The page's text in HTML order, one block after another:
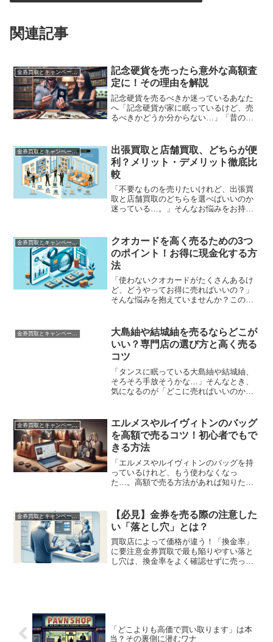
関連記事
金券買取とキャンペーン情報｜お得に売る方法を解説
記念硬貨を売ったら意外な高額査
定に！その理由を解説
記念硬貨を売るべきか迷っているあなた
へ「記念硬貨が家に眠っているけど、売
るべきかどうか分からない…」「昔の記
記念硬貨にはコレクターや投資家の間で
高い需要があり、意外な高...
金券買取とキャンペーン情報｜お得に売る方法を解説
出張買取と店舗買取、どちらが便
利？メリット・デメリット徹底比
較
「不要なものを売りたいけれど、出張買
取と店舗買取のどちらを選べばいいのか
迷っている…。」そんなお悩みをお持ち
メリットを詳しく比較し、あなたに最適
な選択肢を見つけるお手伝...
金券買取とキャンペーン情報｜お得に売る方法を解説
クオカードを高く売るための3つ
のポイント！お得に現金化する方
法
「使わないクオカードがたくさんあるけ
ど、どうやってお得に売ればいいの？」
そんな悩みを抱えていませんか？この記
ば、あなたのクオカードを最大限に活用
して、より多くの現金を...
金券買取とキャンペーン情報｜お得に売る方法を解説
大島紬や結城紬を売るならどこが
いい？専門店の選び方と高く売る
コツ
「タンスに眠っている大島紬や結城紬、
そろそろ手放そうかな…」そんなとき、
気になるのが「どこに売ればいいのか」
売却したいですよね。本記事では、着物
買取の中でも特に価値の高...
エルメスやルイヴィトンのバッグ
を高額で売るコツ！初心者でもで
きる方法
「エルメスやルイヴィトンのバッグを持
っているけれど、もう使わなくなっ
た…。高額で売る方法があれば知りた
の大切なブランドバッグを最大限の価格
で売るためのコツを詳しく解説し...
【必見】金券を売る際の注意した
い「落とし穴」とは？
買取店によって価格が違う！「換金率」
に要注意金券買取で最も陥りやすい落と
し穴は、換金率をよく確認せずに売って
「どこよりも高価で買い取ります」は本
当？その裏側に潜むワナ